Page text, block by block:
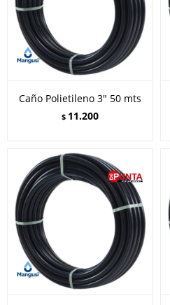
Caño Polietileno 3" 50 mts
$ 11.200